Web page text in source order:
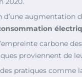
d’une augmentation
carbone
proviennent de
pratiques comme